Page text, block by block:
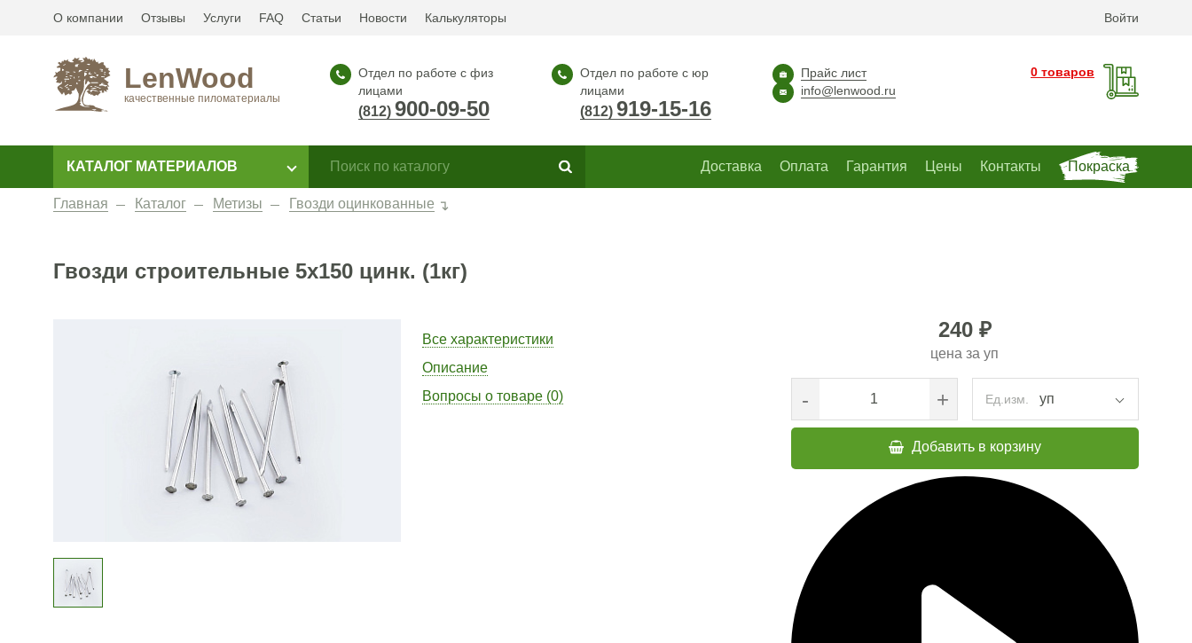
О компании Отзывы Услуги FAQ Статьи Новости Калькуляторы Войти
LenWood
качественные пиломатериалы
Отдел по работе с физ
лицами
(812) 900-09-50
Отдел по работе с юр
лицами
(812) 919-15-16
Прайс лист
info@lenwood.ru
0 товаров
КАТАЛОГ МАТЕРИАЛОВ Доставка Оплата Гарантия Цены Контакты Покраска
Главная Каталог Метизы Гвозди оцинкованные
Гвозди строительные 5x150 цинк. (1кг)
Все характеристики
Описание
Вопросы о товаре (0)
240 ₽
цена зауп
- + Ед.изм. уп
Добавить в корзину